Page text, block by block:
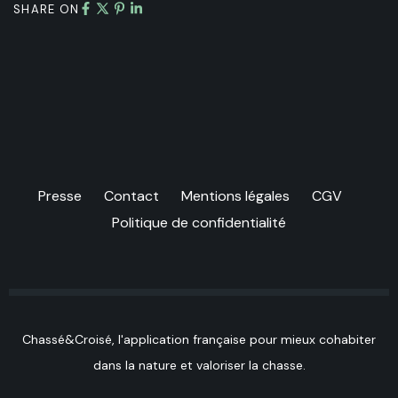
SHARE ON
Presse Contact Mentions légales
CGV
Politique de confidentialité
Chassé&Croisé, l'application française pour mieux cohabiter
dans la nature et valoriser la chasse.